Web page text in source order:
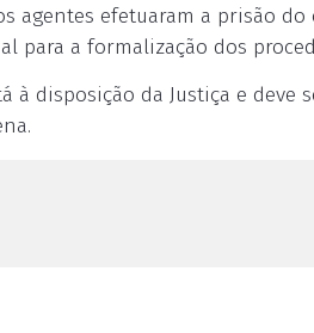
agentes efetuaram a prisão
para a formalização dos
à disposição da Justiça e